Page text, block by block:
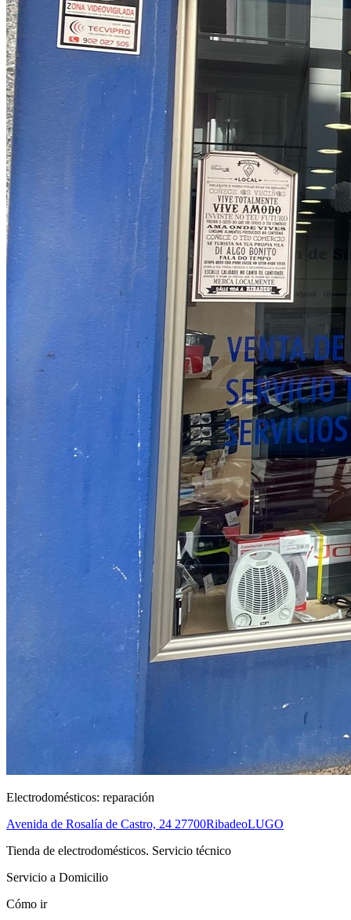
Electrodomésticos: reparación
Avenida de Rosalía de Castro, 24 27700RibadeoLUGO
Tienda de electrodomésticos. Servicio técnico
Servicio a Domicilio
Cómo ir